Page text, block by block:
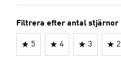
Filtrera efter antal stjärnor
5 4 3 2